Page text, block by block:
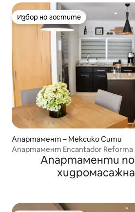
Избор на гостите
Избор на гостите
Апартамент – Мексико Сити
Апартамент Encantador Reforma
Апартаменти